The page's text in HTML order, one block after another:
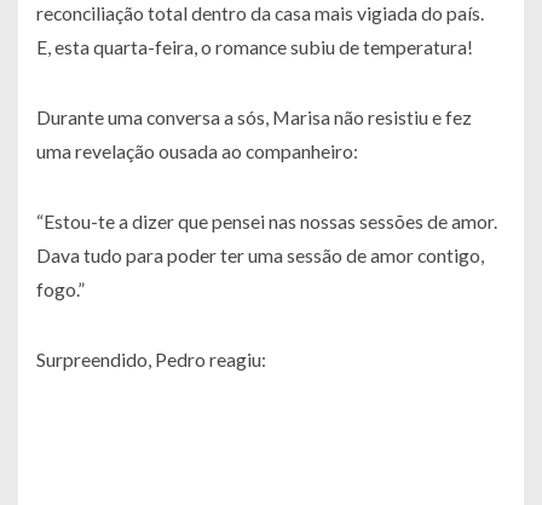
reconciliação total dentro da casa mais vigiada do país.
E, esta quarta-feira, o romance subiu de temperatura!
Durante uma conversa a sós, Marisa não resistiu e fez
uma revelação ousada ao companheiro:
“Estou-te a dizer que pensei nas nossas sessões de amor.
Dava tudo para poder ter uma sessão de amor contigo,
fogo.”
Surpreendido, Pedro reagiu: